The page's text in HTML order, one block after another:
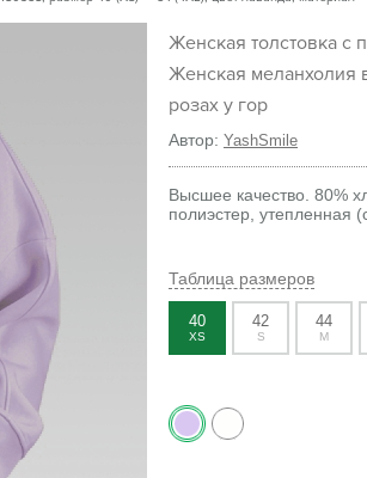
Женская толстовка с принтом
Женская меланхолия
розах у гор
Автор: YashSmile
Высшее качество. 80%
полиэстер, утепленная
Таблица размеров
40
XS
42
S
44
M